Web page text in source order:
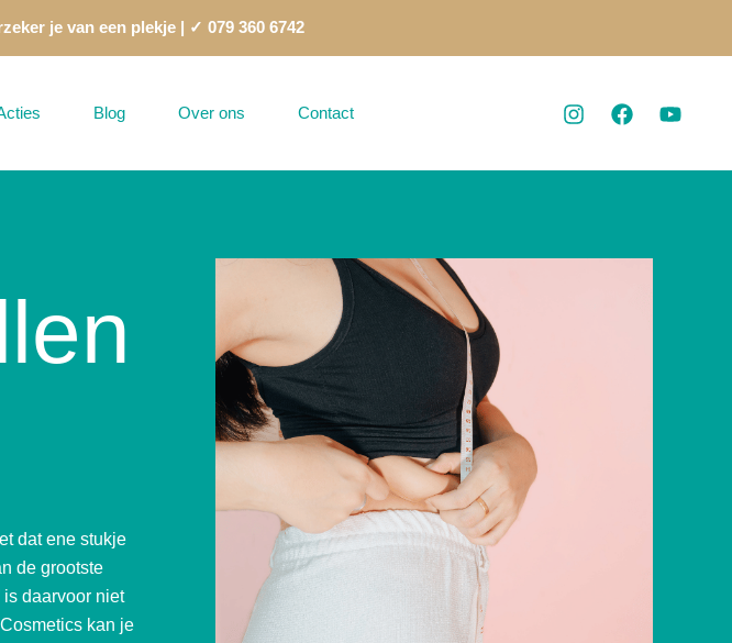
je van een plekje | ✓ 079 360 6742
Blog Over ons Contact
dat ene stukje
de grootste
is daarvoor niet
kan je